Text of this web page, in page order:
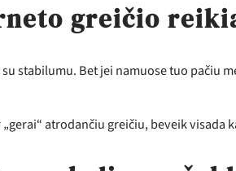
greičio
stabilumu. Bet jei namuose tuo pačiu
atrodančiu greičiu, beveik visada